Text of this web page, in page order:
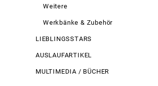
Weitere
Werkbänke & Zubehör
LIEBLINGSSTARS
AUSLAUFARTIKEL
MULTIMEDIA / BÜCHER